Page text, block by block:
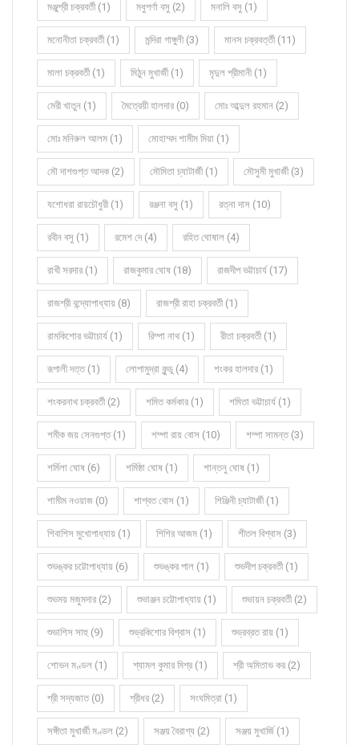
মঞ্জুশ্রী চক্রবর্তী (1) মধুপর্ণা বসু (2) মনালি বসু (1)
মনোনীতা চক্রবর্তী (1) মন্দিরা গাঙ্গুলী (3) মানস চক্রবর্ত্তী (11)
মালা চক্রবর্তী (1) মিঠুন মুখার্জী (1) মৃদুল শ্রীমানী (1)
মেরী খাতুন (1) মৈত্রেয়ী হালদার (0) মোঃ আব্দুল রহমান (2)
মোঃ মনিরুল আলম (1) মোহাম্মদ শামীম মিয়া (1)
মৌ দাশগুপ্ত আদক (2) মৌমিতা চ্যাটার্জী (1) মৌসুমী মুখার্জী (3)
যশোধরা রায়চৌধুরী (1) রঞ্জনা বসু (1) রত্না দাস (10)
রবীন বসু (1) রমেশ দে (4) রহিত ঘোষাল (4)
রাখী সরদার (1) রাজকুমার ঘোষ (18) রাজদীপ ভট্টাচার্য (17)
রাজশ্রী বন্দ্যোপাধ্যায় (8) রাজশ্রী রাহা চক্রবর্তী (1)
রামকিশোর ভট্টাচার্য (1) রিম্পা নাথ (1) রীতা চক্রবর্তী (1)
রূপালী দত্ত (1) লোপামুদ্রা কুন্ডু (4) শংকর হালদার (1)
শংকরনাথ চক্রবর্তী (2) শমিত কর্মকার (1) শমিতা ভট্টাচার্য (1)
শমীক জয় সেনগুপ্ত (1) শম্পা রায় বোস (10) শম্পা সামন্ত (3)
শর্মিলা ঘোষ (6) শর্মিষ্ঠা ঘোষ (1) শান্তনু ঘোষ (1)
শামীম নওয়াজ (0) শাশ্বত বোস (1) শিঞ্জিনী চ্যাটার্জী (1)
শিবাশিস মুখোপাধ্যায় (1) শিশির আজম (1) শীতল বিশ্বাস (3)
শুভঙ্কর চট্টোপাধ্যায় (6) শুভঙ্কর পাল (1) শুভদীপ চক্রবর্তী (1)
শুভময় মজুমদার (2) শুভাঞ্জন চট্টোপাধ্যায় (1) শুভায়ন চক্রবর্তী (2)
শুভাশিস সাহু (9) শুভ্রকিশোর বিশ্বাস (1) শুভ্রব্রত রায় (1)
শোভন মণ্ডল (1) শ্যামল কুমার মিশ্র (1) শ্রী অমিতাভ কর (2)
শ্রী সদ্যজাত (0) শ্রীধর (2) সংঘমিত্রা (1)
সঙ্গীতা মুখার্জী মণ্ডল (2) সঞ্জয় বৈরাগ্য (2) সঞ্জয় মুখার্জি (1)